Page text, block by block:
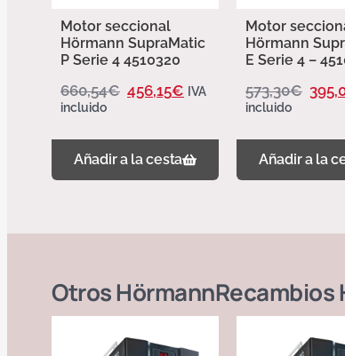
Motor seccional
Hörmann SupraMatic
P Serie 4 4510320
660,54€ 456,15€ IVA
incluido
Añadir a la cesta
Motor
Hörmann
E Serie 4 –
573,30€
incluido
Añadir a la
OtrosHörmannRecambios